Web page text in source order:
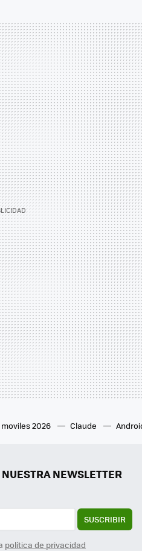
2026 Claude
NEWSLETTER
SUSCRIBIR
política de privacidad